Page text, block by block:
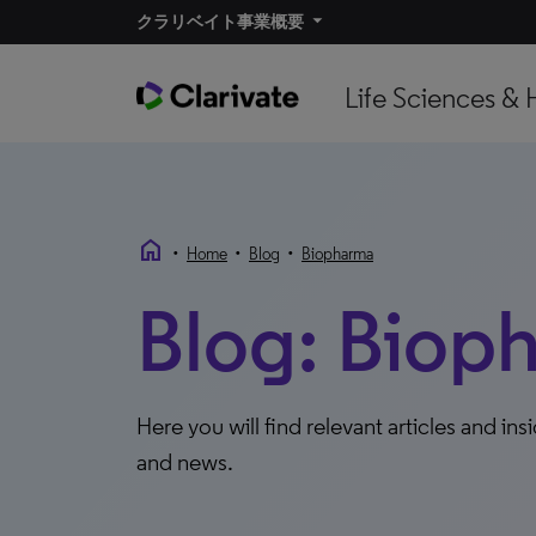
クラリベイト事業概要​
Life Sciences &
home • Home • Blog • Biopharma
Blog:
Here you will find relevant articles and
and news.